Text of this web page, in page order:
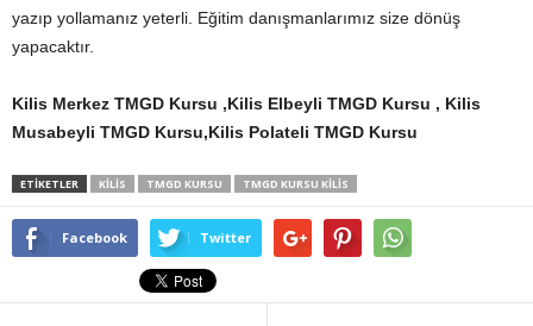
yazıp yollamanız yeterli. Eğitim danışmanlarımız size dönüş
yapacaktır.
Kilis Merkez TMGD Kursu ,Kilis Elbeyli TMGD Kursu , Kilis
Musabeyli TMGD Kursu,Kilis Polateli TMGD Kursu
ETİKETLER KILIS TMGD KURSU TMGD KURSU KILIS
Facebook Twitter